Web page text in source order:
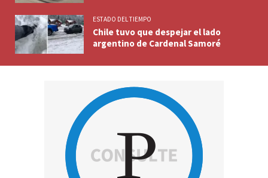
ESTADO DEL TIEMPO
Chile tuvo que despejar el lado
argentino de Cardenal Samoré